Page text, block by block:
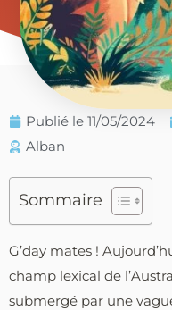
Publié le 11/05/2024
Alban
Sommaire
G’day mates !
champ lexical de
submergé par une